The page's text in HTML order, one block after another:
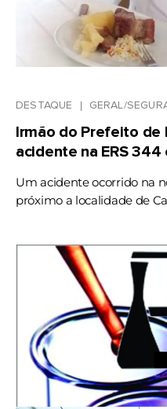
DESTAQUE GERAL/
Irmão do Prefeito de
acidente na ERS
Um acidente ocorrido na
próximo a localidade de